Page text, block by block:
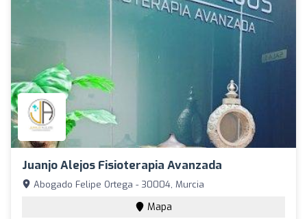
Juanjo Alejos Fisioterapia Avanzada
Abogado Felipe Ortega - 30004, Murcia
Mapa